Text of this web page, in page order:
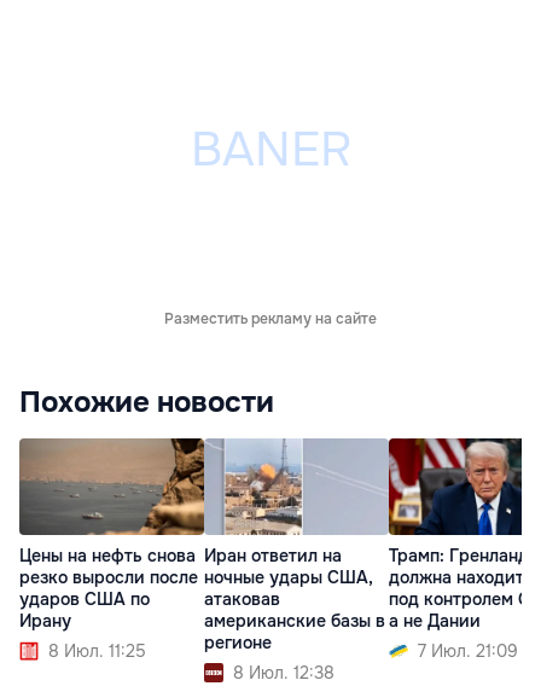
Разместить рекламу на сайте
Похожие новости
Цены на нефть снова
резко выросли после
ударов США по
Ирану
8 Июл. 11:25
Иран ответил на
ночные удары США,
атаковав
американские базы в
регионе
8 Июл. 12:38
Трамп:
должна
под контролем
а не Дании
7 Июл. 21:09